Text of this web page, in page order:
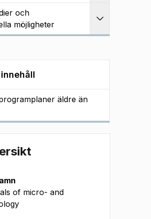
och
möjligheter
äldre än
of micro- and